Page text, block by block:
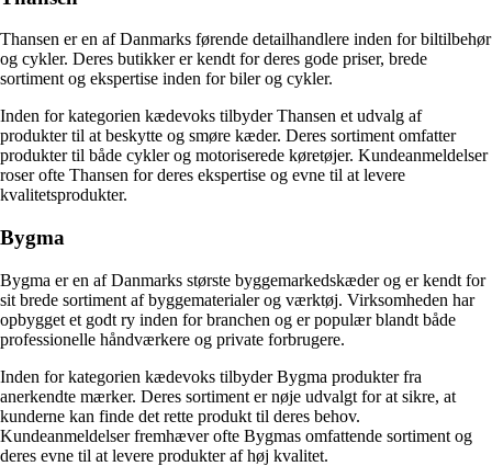
Thansen er en af Danmarks førende detailhandlere inden for biltilbehør
og cykler. Deres butikker er kendt for deres gode priser, brede
sortiment og ekspertise inden for biler og cykler.
Inden for kategorien kædevoks tilbyder Thansen et udvalg af
produkter til at beskytte og smøre kæder. Deres sortiment omfatter
produkter til både cykler og motoriserede køretøjer. Kundeanmeldelser
roser ofte Thansen for deres ekspertise og evne til at levere
kvalitetsprodukter.
Bygma
Bygma er en af Danmarks største byggemarkedskæder og er kendt for
sit brede sortiment af byggematerialer og værktøj. Virksomheden har
opbygget et godt ry inden for branchen og er populær blandt både
professionelle håndværkere og private forbrugere.
Inden for kategorien kædevoks tilbyder Bygma produkter fra
anerkendte mærker. Deres sortiment er nøje udvalgt for at sikre, at
kunderne kan finde det rette produkt til deres behov.
Kundeanmeldelser fremhæver ofte Bygmas omfattende sortiment og
deres evne til at levere produkter af høj kvalitet.